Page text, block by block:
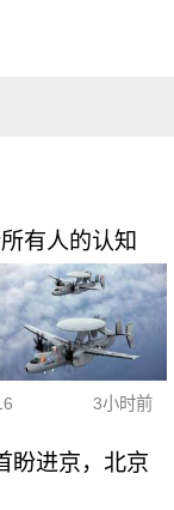
有人的认知
3小时前
盼进京，北京